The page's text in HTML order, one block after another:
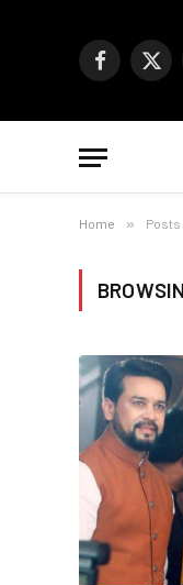
Facebook
X
Home » Posts